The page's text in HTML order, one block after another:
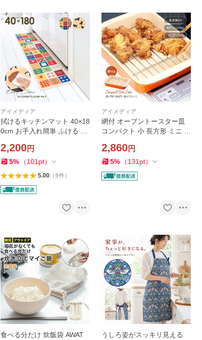
アイメディア
拭けるキッチンマット 40×18
0cm お手入れ簡単 ふける 台
5mm 足が楽 キッチンラグ 撥
水 防水 PVC 洗濯不要 汚れ防
2,200円
5% （101 pt）
5.00（6件）
アイメディア
網付 オーブントースター皿
コンパクト 小 長方形 ミニ グ
かみ 耐熱 容器 皿 油きり バ
ット スクエア型 おしゃれ 温
2,860円
5% （131 pt）
食べる分だけ 炊飯袋 AWAT
うしろ姿がスッキリ見える